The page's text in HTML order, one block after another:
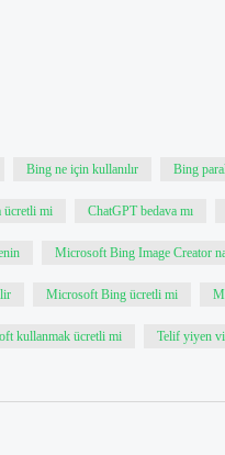
Bing ne için kullanılır Bing
ücretli mi ChatGPT bedava mı
Microsoft Bing Image Creator
Microsoft Bing ücretli mi
kullanmak ücretli mi Telif yiyen